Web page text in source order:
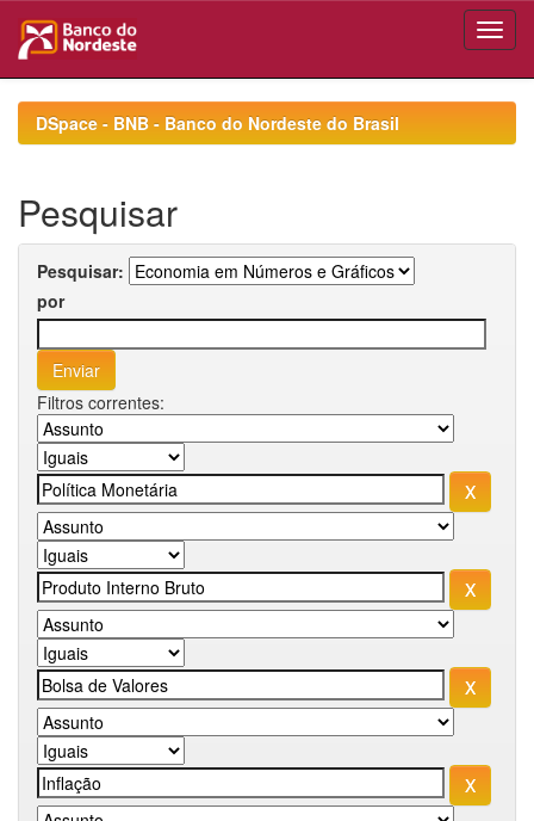
navigationDSpace - BNB - Banco do Nordeste do Brasil
Pesquisar
Pesquisar:
por
Filtros correntes: